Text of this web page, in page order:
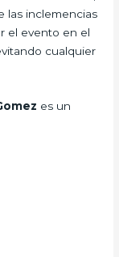
las inclemencias
el evento en el
cualquier
es un